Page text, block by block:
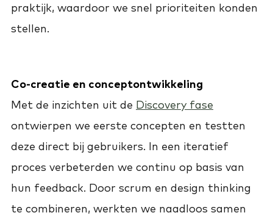
praktijk, waardoor we snel prioriteiten konden
stellen.
Co-creatie en conceptontwikkeling
Met de inzichten uit de Discovery fase
ontwierpen we eerste concepten en testten
deze direct bij gebruikers. In een iteratief
proces verbeterden we continu op basis van
hun feedback. Door scrum en design thinking
te combineren, werkten we naadloos samen